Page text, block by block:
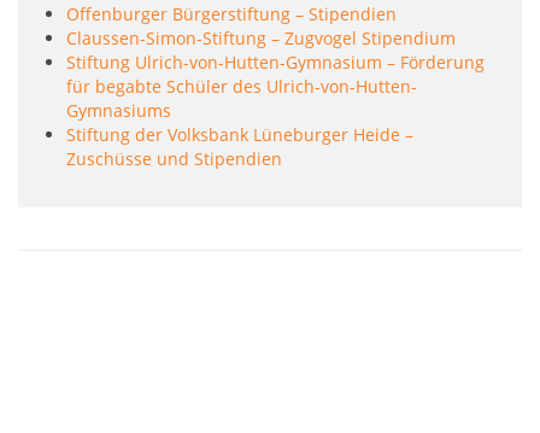
Offenburger Bürgerstiftung – Stipendien
Claussen-Simon-Stiftung – Zugvogel Stipendium
Stiftung Ulrich-von-Hutten-Gymnasium – Förderung
für begabte Schüler des Ulrich-von-Hutten-
Gymnasiums
Stiftung der Volksbank Lüneburger Heide –
Zuschüsse und Stipendien